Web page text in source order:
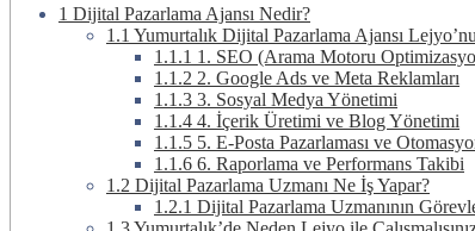
1 Dijital Pazarlama Ajansı Nedir?
1.1 Yumurtalık Dijital Pazarlama Ajansı
1.1.1 1. SEO (Arama Motoru
1.1.2 2. Google Ads ve Meta Reklamları
1.1.3 3. Sosyal Medya Yönetimi
1.1.4 4. İçerik Üretimi ve Blog Yönetimi
1.1.5 5. E-Posta Pazarlaması ve
1.1.6 6. Raporlama ve Performans Takibi
1.2 Dijital Pazarlama Uzmanı Ne İş Yapar?
1.2.1 Dijital Pazarlama Uzmanının